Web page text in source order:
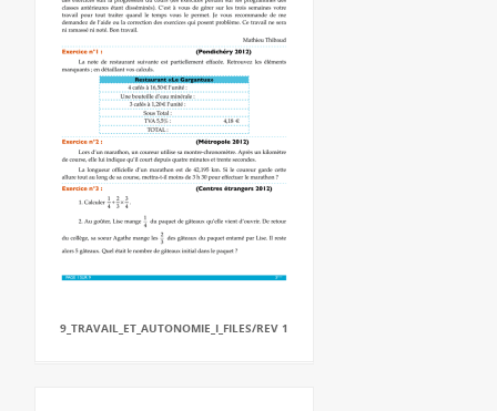
9_TRAVAIL_ET_AUTONOMIE_I_FILES/REV 1